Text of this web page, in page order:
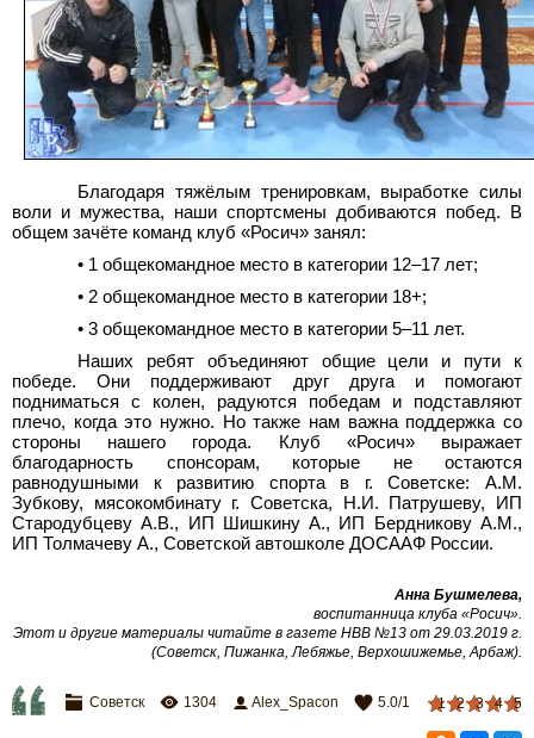
Благодаря тяжёлым тренировкам, выработке силы
воли и мужества, наши спортсмены добиваются побед. В
общем зачёте команд клуб «Росич» занял:
• 1 общекомандное место в категории 12–17 лет;
• 2 общекомандное место в категории 18+;
• 3 общекомандное место в категории 5–11 лет.
Наших ребят объединяют общие цели и пути к
победе. Они поддерживают друг друга и помогают
подниматься с колен, радуются победам и подставляют
плечо, когда это нужно. Но также нам важна поддержка со
стороны нашего города. Клуб «Росич» выражает
благодарность спонсорам, которые не остаются
равнодушными к развитию спорта в г. Советске: А.М.
Зубкову, мясокомбинату г. Советска, Н.И. Патрушеву, ИП
Стародубцеву А.В., ИП Шишкину А., ИП Бердникову А.М.,
ИП Толмачеву А., Советской автошколе ДОСААФ России.
Анна Бушмелева,
воспитанница клуба «Росич».
Этот и другие материалы читайте в газете НВВ №13 от 29.03.2019 г.
(Советск, Пижанка, Лебяжье, Верхошижемье, Арбаж).
1 2 3 4 5
Советск 1304 Alex_Spacon 5.0/1